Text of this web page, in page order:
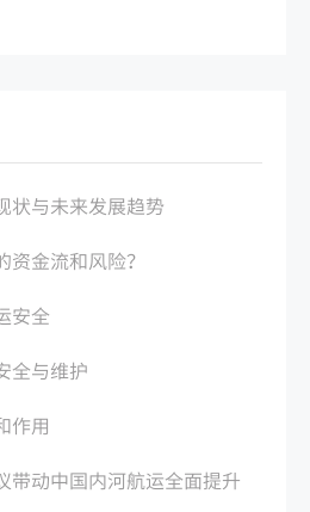
状与未来发展趋势
金流和风险？
安全
全与维护
作用
带动中国内河航运全面提升